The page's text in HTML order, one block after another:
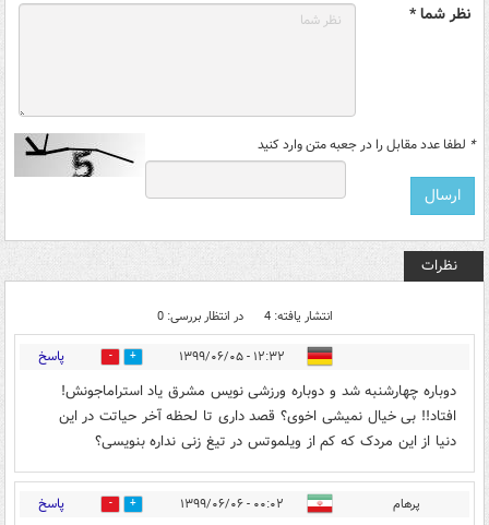
نظر شما *
* لطفا عدد مقابل را در جعبه متن وارد کنید
نظرات
انتشار یافته: 4 در انتظار بررسی: 0
۱۲:۳۲ - ۱۳۹۹/۰۶/۰۵ 2 پاسخ
دوباره چهارشنبه شد و دوباره ورزشی نویس مشرق یاد استراماجونش!
افتاد!! بی خیال نمیشی اخوی؟ قصد داری تا لحظه آخر حیاتت در این
دنیا از این مردک که کم از ویلموتس در تیغ زنی نداره بنویسی؟
پرهام ۰۰:۰۲ - ۱۳۹۹/۰۶/۰۶ 0 پاسخ